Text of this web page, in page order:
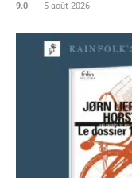
9.0 5 août 2026